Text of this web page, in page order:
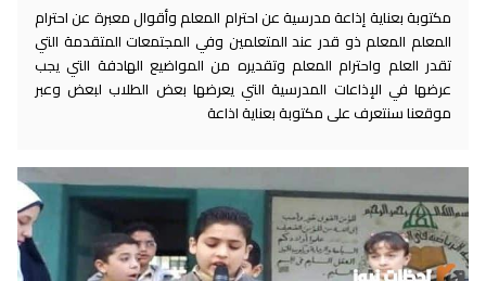
مكتوبة بعناية إذاعة مدرسية عن احترام المعلم وأقوال معبرة عن احترام
المعلم المعلم ذو قدر عند المتعلمين وفي المجتمعات المتقدمة التي
تقدر العلم واحترام المعلم وتقديره من المواضيع الهادفة التي يجب
عرضها في الإذاعات المدرسية التي يعرضها بعض الطلاب لبعض وعبر
موقعنا سنتعرف على مكتوبة بعناية اذاعة